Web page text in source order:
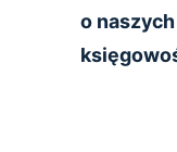
o naszych